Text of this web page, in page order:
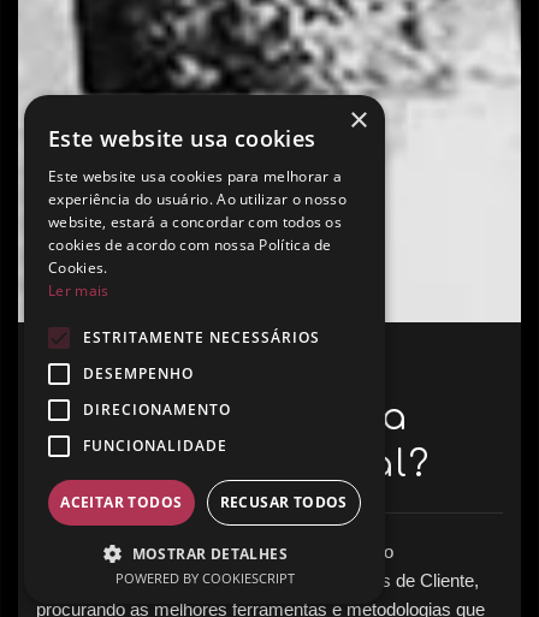
como estás a sua
identidade visual?
Somos talentosos, inovadores e exigentes no
desenvolvimento de excelentes Experiências de Cliente,
procurando as melhores ferramentas e metodologias que
×
Este website usa cookies
Este website usa cookies para melhorar a
experiência do usuário. Ao utilizar o nosso
website, estará a concordar com todos os
cookies de acordo com nossa Política de
Cookies.
Ler mais
ESTRITAMENTE NECESSÁRIOS
DESEMPENHO
DIRECIONAMENTO
FUNCIONALIDADE
ACEITAR TODOS RECUSAR TODOS
MOSTRAR DETALHES
POWERED BY COOKIESCRIPT